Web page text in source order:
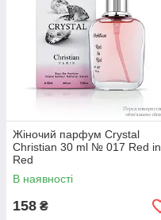
Жіночий парфум Crystal
Christian 30 ml № 017 Red in
Red
В наявності
158 ₴